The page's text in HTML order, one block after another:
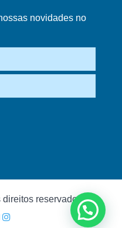
novidades no
direitos reservados.